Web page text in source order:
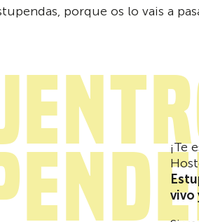
porque os lo vais a
¡Te
vivo